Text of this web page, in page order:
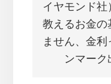
イヤモンド
教えるお金の
ません、金
ンマーク